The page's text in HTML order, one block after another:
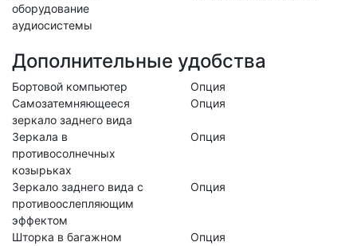
оборудование
аудиосистемы
Дополнительные удобства
Бортовой компьютер
Опция
Самозатемняющееся
зеркало заднего вида
Опция
Зеркала в
противосолнечных
козырьках
Опция
Зеркало заднего вида с
противоослепляющим
эффектом
Опция
Шторка в багажном
Опция